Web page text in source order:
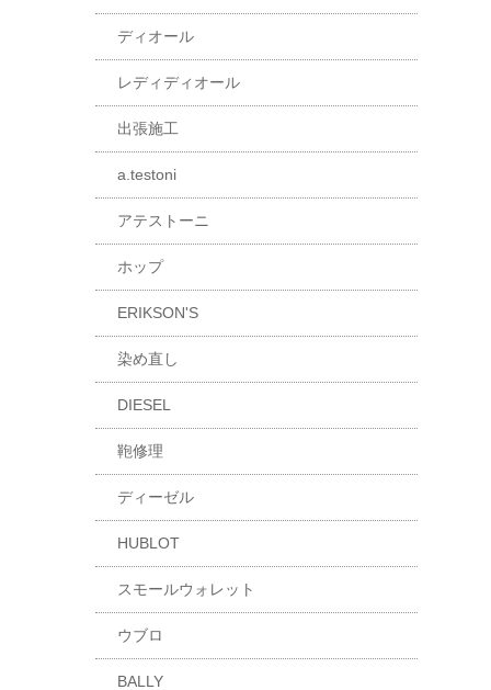
ディオール
レディディオール
出張施工
a.testoni
アテストーニ
ホップ
ERIKSON'S
染め直し
DIESEL
鞄修理
ディーゼル
HUBLOT
スモールウォレット
ウブロ
BALLY